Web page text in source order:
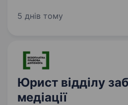
п’ятниця з 8.00 до 17.00 год. Посадові
5 днів тому
Юрист відділу
медіації